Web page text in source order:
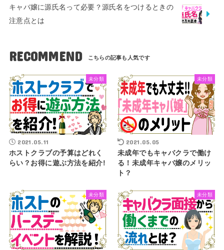
キャバ嬢に源氏名って必要？源氏名をつけるときの
注意点とは
RECOMMEND
未分類
2021.05.11
ホストクラブの予算はどれく
らい？お得に遊ぶ方法を紹介!
未分類
2021.05.05
未成年でもキャバクラで働け
る！未成年キャバ嬢のメリッ
ト？
未分類 未分類